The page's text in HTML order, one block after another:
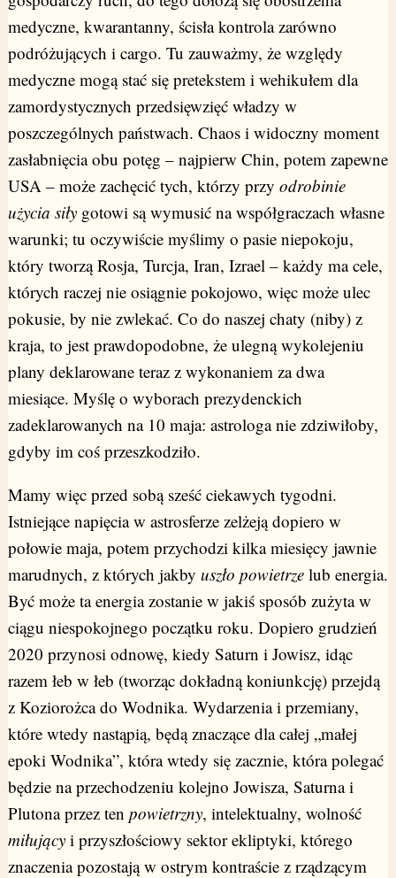
medyczne, kwarantanny, ścisła kontrola zarówno
podróżujących i cargo. Tu zauważmy, że względy
medyczne mogą stać się pretekstem i wehikułem dla
zamordystycznych przedsięwzięć władzy w
poszczególnych państwach. Chaos i widoczny moment
zasłabnięcia obu potęg – najpierw Chin, potem zapewne
USA – może zachęcić tych, którzy przy odrobinie
użycia siłygotowi są wymusić na współgraczach własne
warunki; tu oczywiście myślimy o pasie niepokoju,
który tworzą Rosja, Turcja, Iran, Izrael – każdy ma cele,
których raczej nie osiągnie pokojowo, więc może ulec
pokusie, by nie zwlekać. Co do naszej chaty (niby) z
kraja, to jest prawdopodobne, że ulegną wykolejeniu
plany deklarowane teraz z wykonaniem za dwa
miesiące. Myślę o wyborach prezydenckich
zadeklarowanych na 10 maja: astrologa nie zdziwiłoby,
gdyby im coś przeszkodziło.
Mamy więc przed sobą sześć ciekawych tygodni.
Istniejące napięcia w astrosferze zelżeją dopiero w
połowie maja, potem przychodzi kilka miesięcy jawnie
marudnych, z których jakby uszło powietrzelub energia.
Być może ta energia zostanie w jakiś sposób zużyta w
ciągu niespokojnego początku roku. Dopiero grudzień
2020 przynosi odnowę, kiedy Saturn i Jowisz, idąc
razem łeb w łeb (tworząc dokładną koniunkcję) przejdą
z Koziorożca do Wodnika. Wydarzenia i przemiany,
które wtedy nastąpią, będą znaczące dla całej „małej
epoki Wodnika”, która wtedy się zacznie, która polegać
będzie na przechodzeniu kolejno Jowisza, Saturna i
Plutona przez ten powietrzny, intelektualny, wolność
miłującyi przyszłościowy sektor ekliptyki, którego
znaczenia pozostają w ostrym kontraście z rządzącym